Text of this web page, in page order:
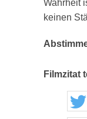
Wahrheit
keinen
Filmzitat